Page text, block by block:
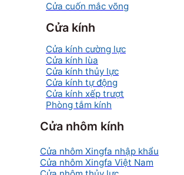
Cửa cuốn mắc võng
Cửa kính
Cửa kính cường lực
Cửa kính lùa
Cửa kính thủy lực
Cửa kính tự động
Cửa kính xếp trượt
Phòng tắm kính
Cửa nhôm kính
Cửa nhôm Xingfa nhập khẩu
Cửa nhôm Xingfa Việt Nam